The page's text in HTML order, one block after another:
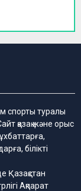
спорты туралы
қазақ және орыс
білікті
Қазақстан
Ақпарат